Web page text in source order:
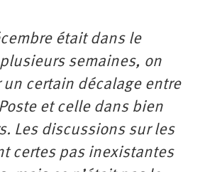
était dans le
semaines, on
certain décalage entre
et celle dans bien
Les discussions sur les
certes pas inexistantes